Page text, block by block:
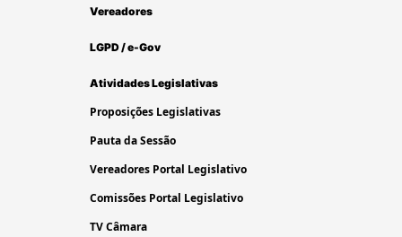
Vereadores
LGPD / e-Gov
Atividades Legislativas
Proposições Legislativas
Pauta da Sessão
Vereadores Portal Legislativo
Comissões Portal Legislativo
TV Câmara